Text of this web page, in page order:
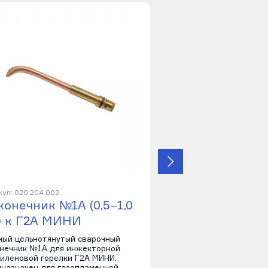
020.204.002
№1А (0,5–1,0
к Г2А МИНИ
цельнотянутый сварочный
№1А для инжекторной
горелки Г2А МИНИ.